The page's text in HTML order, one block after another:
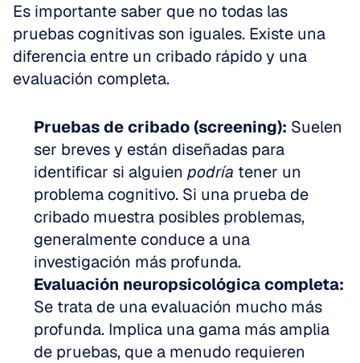
Es importante saber que no todas las
pruebas cognitivas son iguales. Existe una
diferencia entre un cribado rápido y una
evaluación completa.
Pruebas de cribado (screening): Suelen
ser breves y están diseñadas para
identificar si alguien podría tener un
problema cognitivo. Si una prueba de
cribado muestra posibles problemas,
generalmente conduce a una
investigación más profunda.
Evaluación neuropsicológica completa:
Se trata de una evaluación mucho más
profunda. Implica una gama más amplia
de pruebas, que a menudo requieren